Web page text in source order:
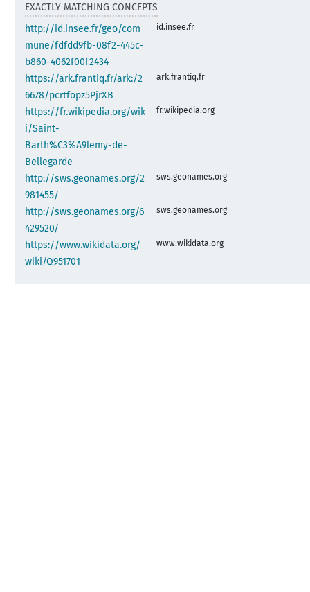
EXACTLY MATCHING CONCEPTS
http://id.insee.fr/geo/com
mune/fdfdd9fb-08f2-445c-
b860-4062f00f2434
id.insee.fr
https://ark.frantiq.fr/ark:/2
6678/pcrtfopz5PjrXB
ark.frantiq.fr
https://fr.wikipedia.org/wik
i/Saint-
Barth%C3%A9lemy-de-
Bellegarde
fr.wikipedia.org
http://sws.geonames.org/2
981455/
sws.geonames.org
http://sws.geonames.org/6
429520/
sws.geonames.org
https://www.wikidata.org/
wiki/Q951701
www.wikidata.org